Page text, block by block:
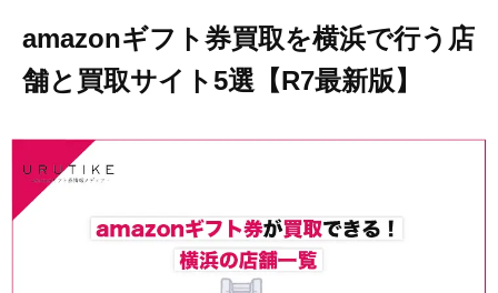
amazonギフト券買取を横浜で行う店
舗と買取サイト5選【R7最新版】